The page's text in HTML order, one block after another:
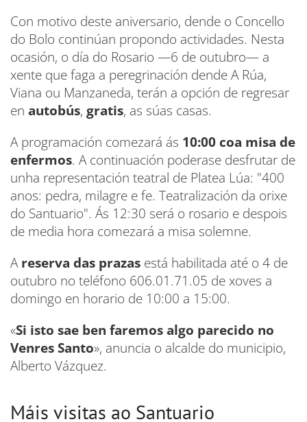
Con motivo deste aniversario, dende o Concello
do Bolo continúan propondo actividades. Nesta
ocasión, o día do Rosario —6 de outubro— a
xente que faga a peregrinación dende A Rúa,
Viana ou Manzaneda, terán a opción de regresar
en autobús, gratis, as súas casas.
A programación comezará ás 10:00 coa misa de
enfermos. A continuación poderase desfrutar de
unha representación teatral de Platea Lúa: "400
anos: pedra, milagre e fe. Teatralización da orixe
do Santuario". Ás 12:30 será o rosario e despois
de media hora comezará a misa solemne.
Areserva das prazas está habilitada até o 4 de
outubro no teléfono 606.01.71.05 de xoves a
domingo en horario de 10:00 a 15:00.
«Si isto sae ben faremos algo parecido no
Venres Santo», anuncia o alcalde do municipio,
Alberto Vázquez.
Máis visitas ao Santuario